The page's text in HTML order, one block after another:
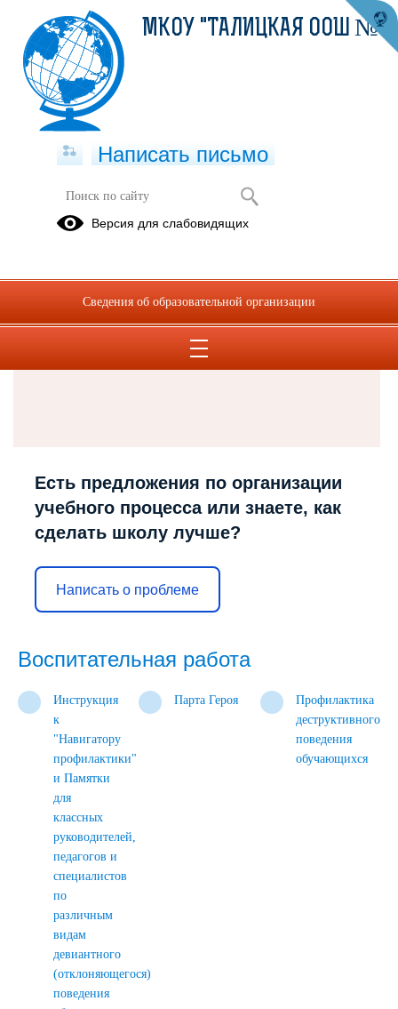
Есть предложения по организации
учебного процесса или знаете, как
сделать школу лучше?
Написать о проблеме
Воспитательная работа
Инструкция
к
"Навигатору
профилактики"
и Памятки
для
классных
руководителей,
педагогов и
специалистов
по
различным
видам
девиантного
(отклоняющегося)
поведения
Парта Героя
Профилактика
деструктивного
поведения
обучающихся
МКОУ "ТАЛИЦКАЯ ООШ №8"
Написать письмо
Версия для слабовидящих
Сведения об образовательной организации